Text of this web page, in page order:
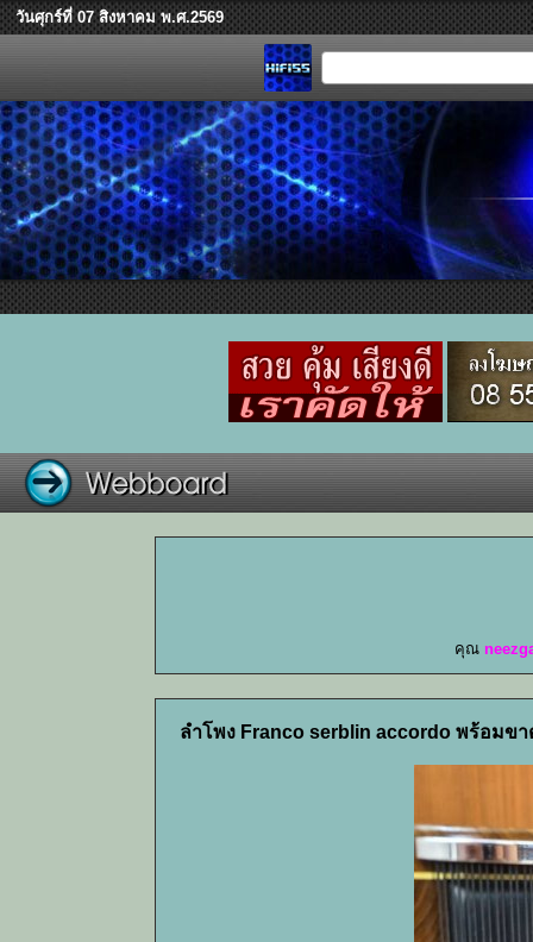
วันศุกร์ที่ 07 สิงหาคม พ.ศ.2569
คุณ
ลำโพง Franco serblin accordo พร้อมขา